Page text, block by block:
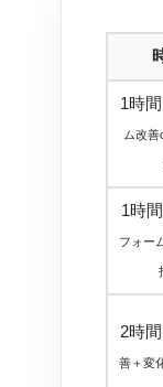
1時間
ム改
1時
フォー
2時間
善＋変